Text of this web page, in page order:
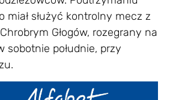
miał służyć kontrolny mecz z
Głogów, rozegrany na
sobotnie południe, przy